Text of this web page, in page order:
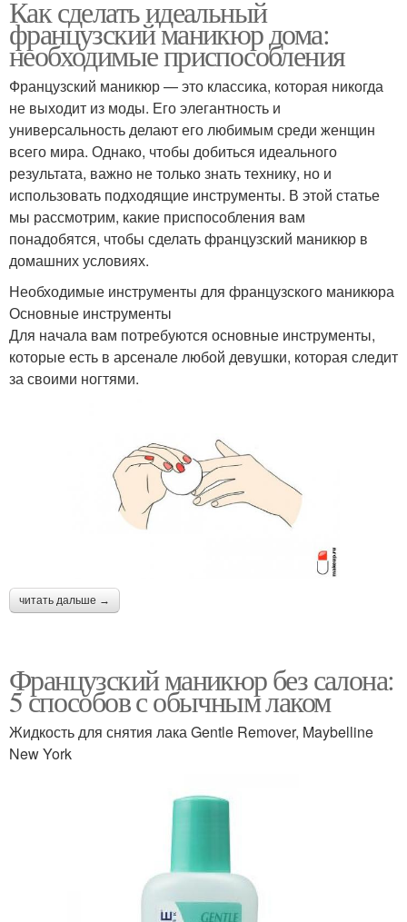
Как сделать идеальный
французский маникюр дома:
необходимые приспособления
Французский маникюр — это классика, которая никогда
не выходит из моды. Его элегантность и
универсальность делают его любимым среди женщин
всего мира. Однако, чтобы добиться идеального
результата, важно не только знать технику, но и
использовать подходящие инструменты. В этой статье
мы рассмотрим, какие приспособления вам
понадобятся, чтобы сделать французский маникюр в
домашних условиях.
Необходимые инструменты для французского маникюра
Основные инструменты
Для начала вам потребуются основные инструменты,
которые есть в арсенале любой девушки, которая следит
за своими ногтями.
читать дальше →
Французский маникюр без салона:
5 способов с обычным лаком
Жидкость для снятия лака Gentle Remover, Maybelline
New York